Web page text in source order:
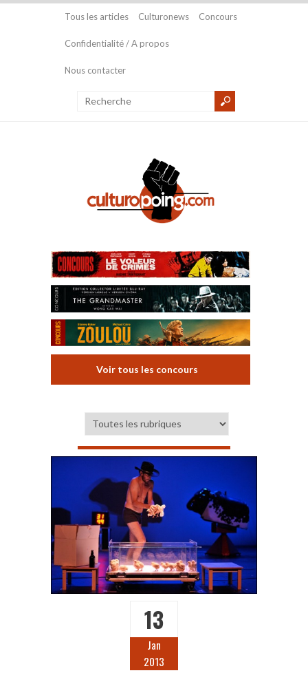
Tous les articles Culturonews Concours
Confidentialité / A propos
Nous contacter
Voir tous les concours
13
Jan
2013